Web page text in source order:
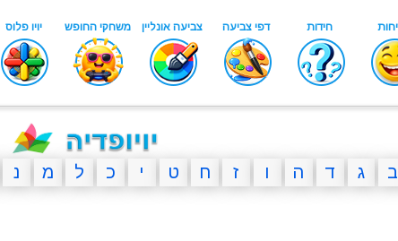
ב ג ד ה ו ז ח ט י כ ל מ נ